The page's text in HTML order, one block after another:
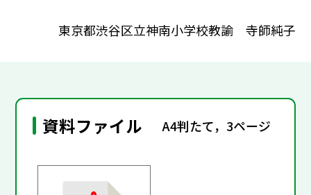
東京都渋谷区立神南小学校教諭 寺師純子
資料ファイル A4判たて，3ページ